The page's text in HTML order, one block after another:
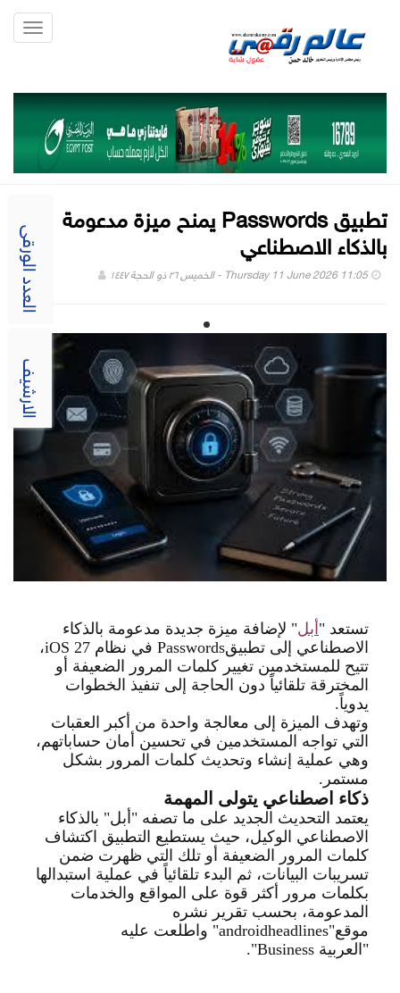
العدد الورقى
الارشيف
تطبيق Passwords يمنح ميزة مدعومة
بالذكاء الاصطناعي
Thursday 11 June 2026 11:05 - الخميس ٢٦ ذو الحجة ١٤٤٧
تستعد "أبل" لإضافة ميزة جديدة مدعومة بالذكاء
الاصطناعي إلى تطبيقPasswords في نظام
،
تتيح للمستخدمين تغيير كلمات المرور الضعيفة أو
المخترقة تلقائياً دون الحاجة إلى تنفيذ الخطوات
يدوياً.
وتهدف الميزة إلى معالجة واحدة من أكبر العقبات
التي تواجه المستخدمين في تحسين أمان حساباتهم،
وهي عملية إنشاء وتحديث كلمات المرور بشكل
مستمر .
ذكاء اصطناعي يتولى المهمة
يعتمد التحديث الجديد على ما تصفه "أبل" بالذكاء
الاصطناعي الوكيل، حيث يستطيع التطبيق اكتشاف
كلمات المرور الضعيفة أو تلك التي ظهرت ضمن
تسريبات البيانات، ثم البدء تلقائياً في عملية استبدالها
بكلمات مرور أكثر قوة على المواقع والخدمات
المدعومة، بحسب تقرير نشره
موقع"androidheadlines"
واطلعت عليه
"العربية